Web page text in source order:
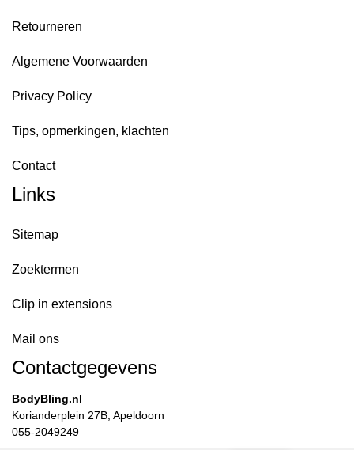
Retourneren
Algemene Voorwaarden
Privacy Policy
Tips, opmerkingen, klachten
Contact
Links
Sitemap
Zoektermen
Clip in extensions
Mail ons
Contactgegevens
BodyBling.nl
Korianderplein 27B, Apeldoorn
055-2049249